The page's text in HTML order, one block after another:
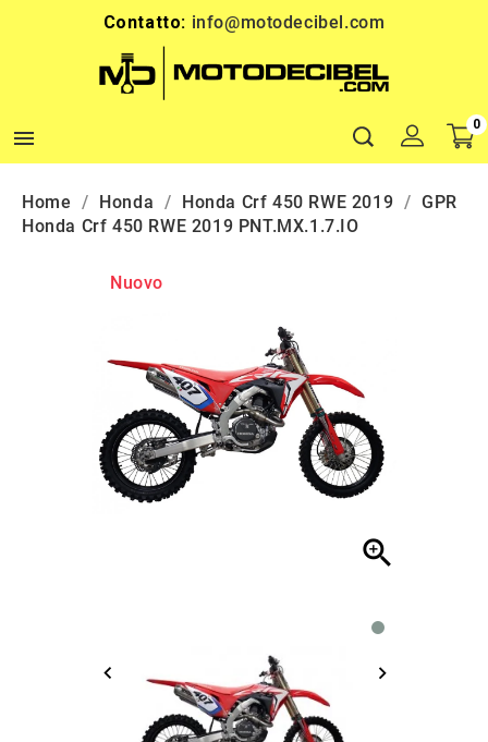
Contatto: info@motodecibel.com

0
Home Honda Honda Crf 450 RWE 2019
GPR
Honda Crf 450 RWE 2019 PNT.MX.1.7.IO
Nuovo
